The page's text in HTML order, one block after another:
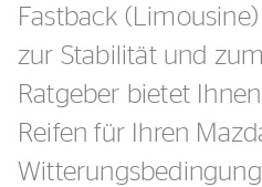
Fastback
zur Stabilität und
Ratgeber bietet
Reifen für Ihren